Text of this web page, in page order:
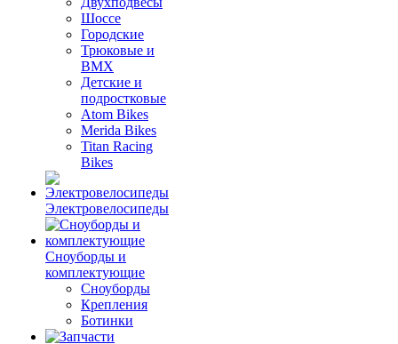
Шоссе
Городские
Трюковые и
BMX
Детские и
подростковые
Atom Bikes
Merida Bikes
Titan Racing
Bikes
Электровелосипеды
Cноуборды и
комплектующие
Сноуборды
Крепления
Ботинки